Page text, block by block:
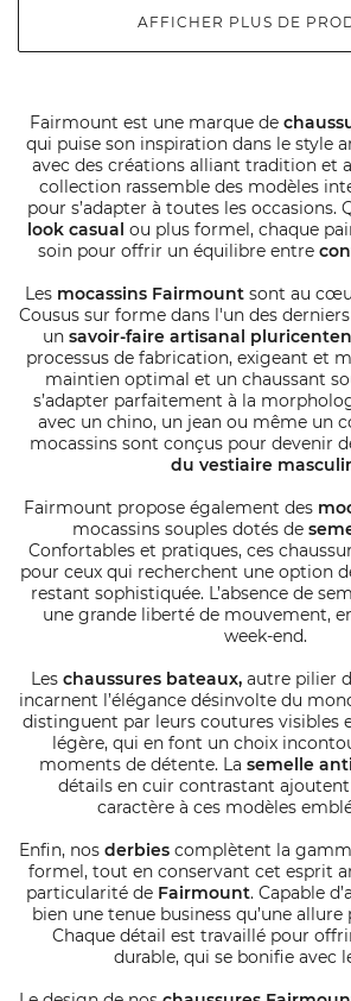
AFFICHER PLUS DE
Fairmount est une marque de
qui puise son inspiration dans le style
avec des créations alliant tradition et
collection rassemble des modèles
pour s’adapter à toutes les occasions.
look casual ou plus formel, chaque
soin pour offrir un équilibre entre
Les mocassins Fairmount sont au
Cousus sur forme dans l'un des
un savoir-faire artisanal
processus de fabrication, exigeant et
maintien optimal et un chaussant
s’adapter parfaitement à la
avec un chino, un jean ou même un
mocassins sont conçus pour devenir
du vestiaire
Fairmount propose également des
mocassins souples dotés de
Confortables et pratiques, ces
pour ceux qui recherchent une option
restant sophistiquée. L’absence de
une grande liberté de mouvement,
week-end.
Les chaussures bateaux,autre pilier
incarnent l’élégance désinvolte du
distinguent par leurs coutures visibles
légère, qui en font un choix
moments de détente. La semelle
détails en cuir contrastant
caractère à ces modèles
Enfin, nos derbies complètent la
formel, tout en conservant cet esprit
particularité de Fairmount. Capable
bien une tenue business qu’une
Chaque détail est travaillé pour
durable, qui se bonifie avec